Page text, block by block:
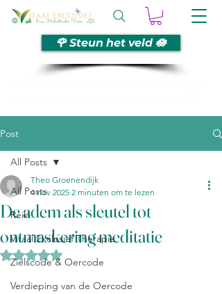
🌹 Steun het veld 🪷
Post
All Posts
Reiki
Vitaal Exclusief Therapie
Zielscode & Oercode
Verdieping van de Oercode
All Posts
De adem als sleutel tot
ontmaskering meditatie
Theo Groenendijk
4 nov 2025 2 minuten om te lezen
Beoordeeld met NaN uit 5 sterren.